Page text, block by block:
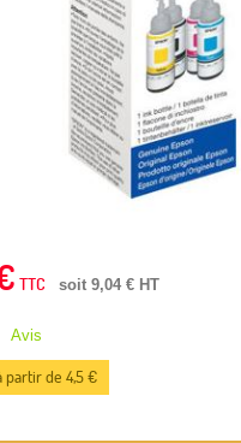
TTC soit 9,04 € HT
Avis
partir de 4,5 €